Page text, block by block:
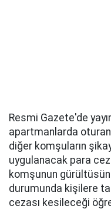
Resmi Gazete'de
apartmanlarda
diğer komşuların
uygulanacak para
komşunun
durumunda kişilere
cezası kesileceği